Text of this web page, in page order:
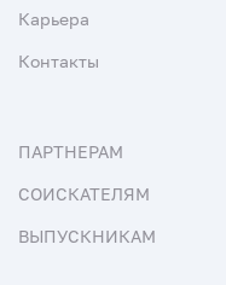
Карьера
Контакты
ПАРТНЕРАМ
СОИСКАТЕЛЯМ
ВЫПУСКНИКАМ